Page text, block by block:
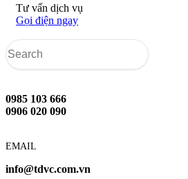
Tư vấn dịch vụ
Gọi điện ngay
0985 103 666
0906 020 090
EMAIL
info@tdvc.com.vn